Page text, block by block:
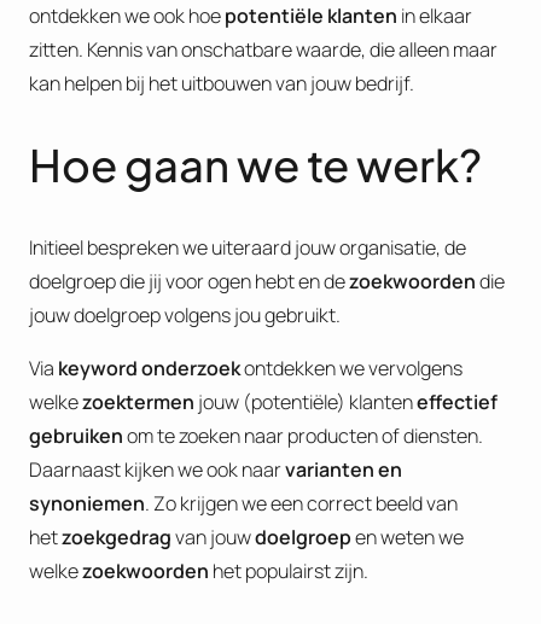
ontdekken we ook hoepotentiële klanten in elkaar
zitten. Kennis van onschatbare waarde, die alleen maar
kan helpen bij het uitbouwen van jouw bedrijf.
Hoe gaan we te werk?
Initieel bespreken we uiteraard jouw organisatie, de
doelgroep die jij voor ogen hebt en dezoekwoordendie
jouw doelgroep volgens jou gebruikt.
Via keyword onderzoekontdekken we vervolgens
welkezoektermen jouw (potentiële) klanteneffectief
gebruikenom te zoeken naar producten of diensten.
Daarnaast kijken we ook naarvarianten en
synoniemen. Zo krijgen we een correct beeld van
hetzoekgedragvan jouwdoelgroepen weten we
welkezoekwoorden het populairst zijn.